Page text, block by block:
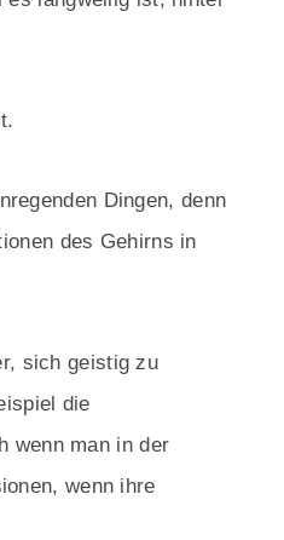
Dingen, denn
des Gehirns in
sich geistig zu
die
wenn man in der
wenn ihre